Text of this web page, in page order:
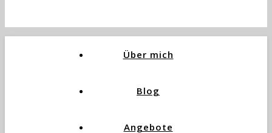
Über mich
Blog
Angebote